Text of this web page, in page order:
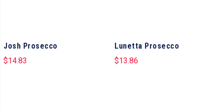
Josh Prosecco
$14.83
Lunetta Prosecco
$13.86